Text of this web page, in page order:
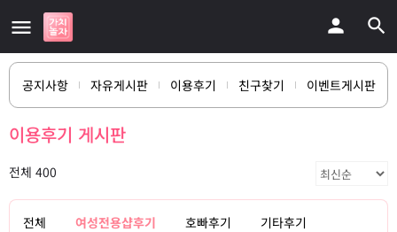
공지사항 자유게시판 이용후기 친구찾기 이벤트게시판
이용후기 게시판
전체 400
전체 여성전용샵후기 호빠후기 기타후기